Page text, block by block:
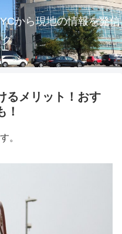
から現地の情報を発信
るメリット！おす
！
。